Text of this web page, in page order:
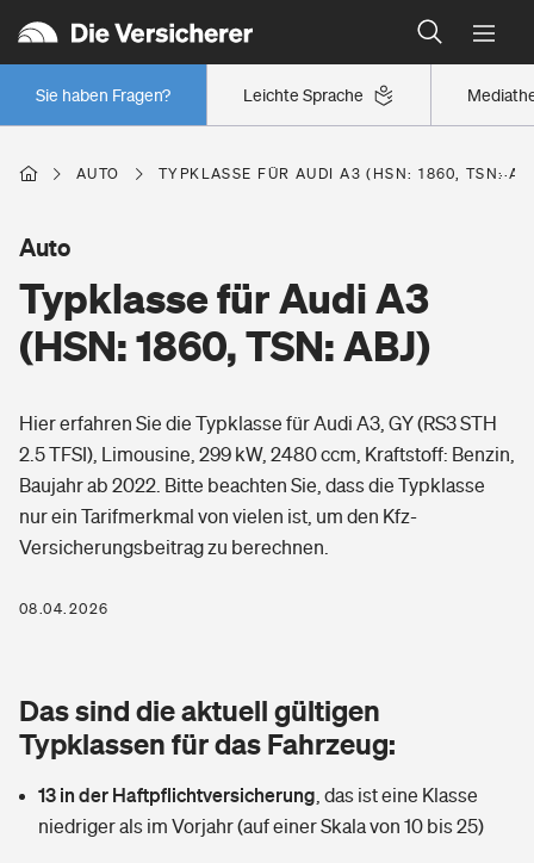
Leichte Sprache
Sie haben Fragen?
Wer versichert was: Jetzt Versicherer finden
Regionalklassen: So ist Ihre Region eingestuft
Wer versichert was: Jetzt Versicherer finden
Berufsunfähigkeitsversicherung
Erwerbsunfähigkeitsversicherung
Grundfähigkeitsversicherung
Arbeitsrechtsschutz
Berufshaftpflichtversicherung
Zur Übersicht
Tools
Wer versichert was: Jetzt Versicherer finden
Wohnen
Glasversicherung
Mietkautionsversicherung
Freizeit
Pri­vate Haft­pflicht­
Kinderunfall­ver­si­che­rung
Kinderinvalidität
Gesundheit
Private Krankenversicherung
Dread-Disease-Versicherung
Tierkrankenversicherung
AUTO TYPKLASSE FÜR AUDI A3 (HSN: 1860, TSN:
Typklasse für Audi A3
(HSN: 1860, TSN: ABJ)
Auto
Hier erfahren Sie die Typklasse für Audi A3, GY (RS3 STH
2.5 TFSI), Limousine, 299 kW, 2480 ccm, Kraftstoff: Benzin,
Baujahr ab 2022. Bitte beachten Sie, dass die Typklasse
nur ein Tarifmerkmal von vielen ist, um den Kfz-
Versicherungsbeitrag zu berechnen.
08.04.2026
Das sind die aktuell gültigen
Typklassen für das Fahrzeug:
13 in der Haftpflichtversicherung das ist eine Klasse
niedriger als im Vorjahr (auf einer Skala von 10 bis 25)